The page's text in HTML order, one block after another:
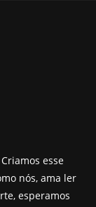
esse
nós, ama ler
esperamos